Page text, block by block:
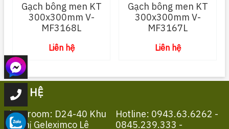
Gạch bông men KT
300x300mm V-
MF3168L
Liên hệ
Gạch bông men KT
300x300mm V-
MF3167L
Liên hệ
LIÊN HỆ
Showroom: D24-40 Khu
Đô Thị Geleximco Lê
Hotline: 0943.63.6262 -
0845.239.333 -